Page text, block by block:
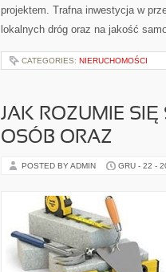
projektem. Trafna inwestycja w
lokalnych dróg oraz na jakość
CATEGORIES: NIERUCHOMOŚCI
JAK ROZUMIE
OSÓB ORAZ
POSTED BY ADMIN GRU - 22 -